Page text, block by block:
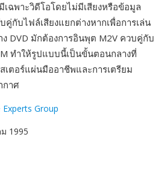
เฉพาะวิดีโอโดยไม่มีเสียงหรือข้อมูล
คู่กับไฟล์เสียงแยกต่างหากเพื่อการเล่น
DVD มักต้องการอินพุต M2V ควบคู่กับ
ทำให้รูปแบบนี้เป็นขั้นตอนกลางที่
เตอร์แผ่นมืออาชีพและการเตรียม
กาศ
Group
1995